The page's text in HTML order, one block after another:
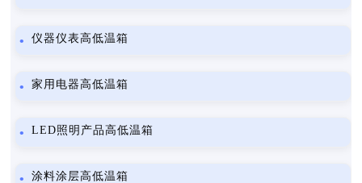
仪器仪表高低温箱
家用电器高低温箱
LED照明产品高低温箱
涂料涂层高低温箱